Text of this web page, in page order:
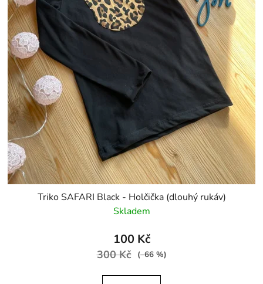
Triko SAFARI Black - Holčička (dlouhý rukáv)
Skladem
100 Kč
300 Kč (–66 %)